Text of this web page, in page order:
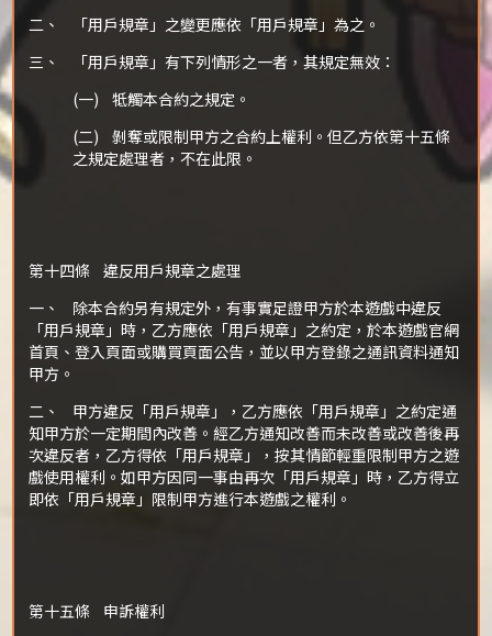
二、 「用戶規章」之變更應依「用戶規章」為之。
三、 「用戶規章」有下列情形之一者，其規定無效：
(一) 牴觸本合約之規定。
(二) 剝奪或限制甲方之合約上權利。但乙方依第十五條
之規定處理者，不在此限。
第十四條 違反用戶規章之處理
一、 除本合約另有規定外，有事實足證甲方於本遊戲中違反
「用戶規章」時，乙方應依「用戶規章」之約定，於本遊戲官網
首頁、登入頁面或購買頁面公告，並以甲方登錄之通訊資料通知
甲方。
二、 甲方違反「用戶規章」，乙方應依「用戶規章」之約定通
知甲方於一定期間內改善。經乙方通知改善而未改善或改善後再
次違反者，乙方得依「用戶規章」，按其情節輕重限制甲方之遊
戲使用權利。如甲方因同一事由再次「用戶規章」時，乙方得立
即依「用戶規章」限制甲方進行本遊戲之權利。
第十五條 申訴權利